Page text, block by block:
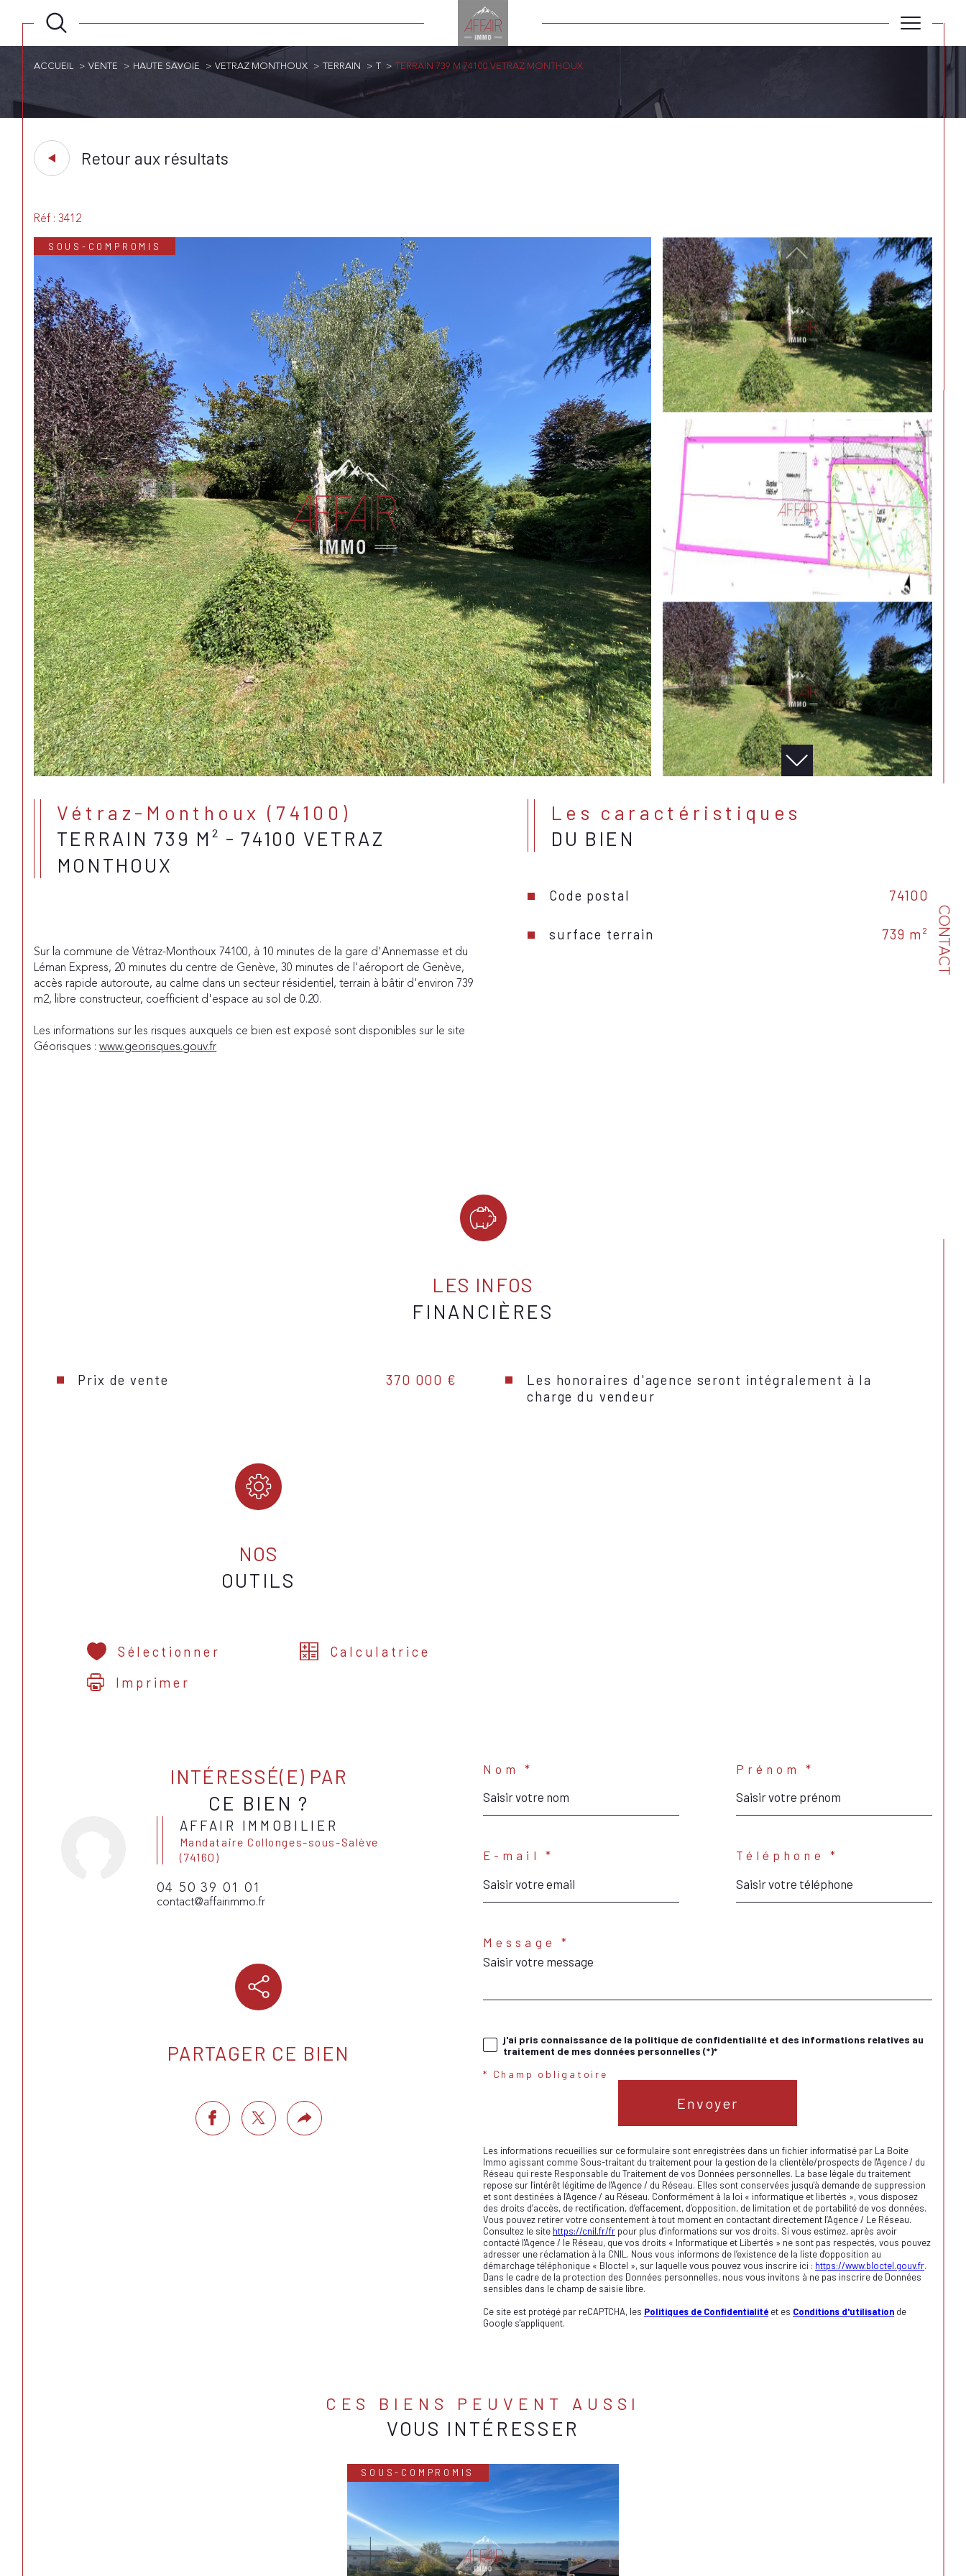
CONTACT
ACCUEIL VENTE HAUTE SAVOIE VETRAZ MONTHOUX TERRAIN T TERRAIN 739 M 74100 VETRAZ MONTHOUX
Retour aux résultats
Réf : 3412
SOUS-COMPROMIS
Vétraz-Monthoux (74100)
TERRAIN 739 M² - 74100 VETRAZ
MONTHOUX
Sur la commune de Vétraz-Monthoux 74100, à 10 minutes de la gare d'Annemasse et du
Léman Express, 20 minutes du centre de Genève, 30 minutes de l'aéroport de Genève,
accès rapide autoroute, au calme dans un secteur résidentiel, terrain à bâtir d'environ 739
m2, libre constructeur, coefficient d'espace au sol de 0.20.
Les informations sur les risques auxquels ce bien est exposé sont disponibles sur le site
Géorisques : www.georisques.gouv.fr
Les caractéristiques
DU BIEN
Code postal 74100
surface terrain 739 m²
LES INFOS
FINANCIÈRES
Prix de vente 370 000 €
Les honoraires d'agence seront intégralement à la
charge du vendeur
NOS
OUTILS
Sélectionner
Calculatrice
Imprimer
INTÉRESSÉ(E) PAR
CE BIEN ?
AFFAIR IMMOBILIER
Mandataire Collonges-sous-Salève
(74160)
04 50 39 01 01
contact@affairimmo.fr
PARTAGER CE BIEN
Nom * Prénom *
E-mail * Téléphone *
Message *
j'ai pris connaissance de la politique de confidentialité et des informations relatives au
traitement de mes données personnelles (*)*
* Champ obligatoire
Envoyer
Les informations recueillies sur ce formulaire sont enregistrées dans un fichier informatisé par La Boite
Immo agissant comme Sous-traitant du traitement pour la gestion de la clientèle/prospects de l'Agence / du
Réseau qui reste Responsable du Traitement de vos Données personnelles. La base légale du traitement
repose sur l'intérêt légitime de l'Agence / du Réseau. Elles sont conservées jusqu'à demande de suppression
et sont destinées à l'Agence / au Réseau. Conformément à la loi « informatique et libertés », vous disposez
des droits d’accès, de rectification, d’effacement, d’opposition, de limitation et de portabilité de vos données.
Vous pouvez retirer votre consentement à tout moment en contactant directement l’Agence / Le Réseau.
Consultez le site https://cnil.fr/fr pour plus d’informations sur vos droits. Si vous estimez, après avoir
contacté l'Agence / le Réseau, que vos droits « Informatique et Libertés » ne sont pas respectés, vous pouvez
adresser une réclamation à la CNIL. Nous vous informons de l’existence de la liste d'opposition au
démarchage téléphonique « Bloctel », sur laquelle vous pouvez vous inscrire ici : https://www.bloctel.gouv.fr.
Dans le cadre de la protection des Données personnelles, nous vous invitons à ne pas inscrire de Données
sensibles dans le champ de saisie libre.
Ce site est protégé par reCAPTCHA, les Politiques de Confidentialité et es Conditions d'utilisation de
Google s'appliquent.
CES BIENS PEUVENT AUSSI
VOUS INTÉRESSER
SOUS-COMPROMIS